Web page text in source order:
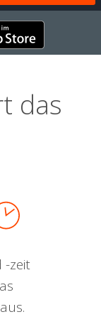
das
-zeit